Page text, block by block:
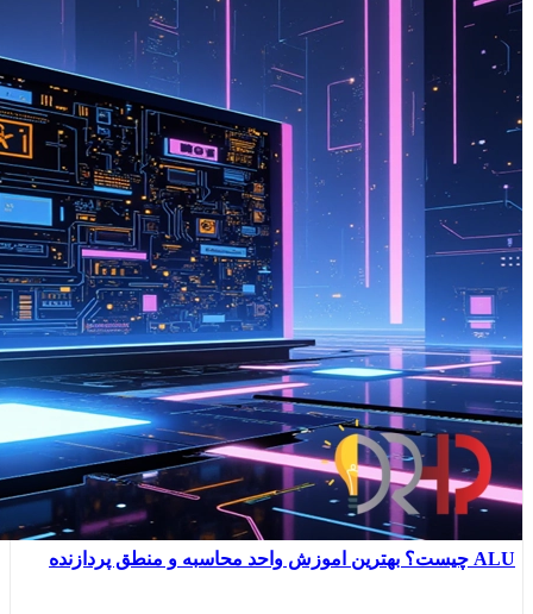
ALU چیست؟ بهترین اموزش واحد محاسبه و منطق پردازنده